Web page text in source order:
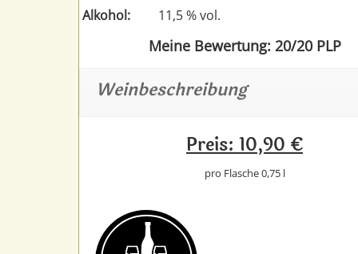
Alkohol:
11,5 % vol.
Meine Bewertung: 20/20 PLP
Weinbeschreibung
Preis: 10,90 €
pro Flasche 0,75 l